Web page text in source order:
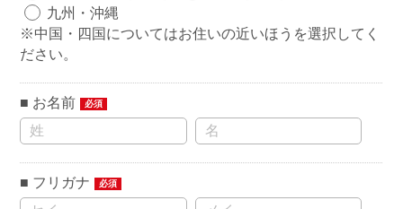
九州・沖縄
※中国・四国についてはお住いの近いほうを選択してく
ださい。
お名前 必須
フリガナ 必須